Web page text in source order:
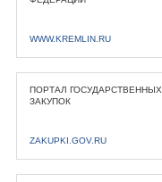
WWW.KREMLIN.RU
ПОРТАЛ ГОСУДАРСТВЕННЫХ
ЗАКУПОК
ZAKUPKI.GOV.RU